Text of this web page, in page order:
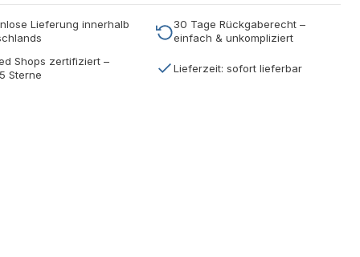
Lieferung innerhalb
30 Tage Rückgaberecht –
einfach & unkompliziert
Shops zertifiziert –
Sterne
Lieferzeit: sofort lieferbar